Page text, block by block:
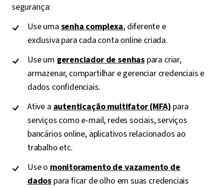
segurança:
Use umasenha complexa, diferente e
exclusiva para cada conta online criada.
Use um gerenciador de senhaspara criar,
armazenar, compartilhar e gerenciar credenciais e
dados confidenciais.
Ative aautenticação multifator (MFA)para
serviços como e-mail, redes sociais, serviços
bancários online, aplicativos relacionados ao
trabalho etc.
Use o monitoramento de vazamento de
dadospara ficar de olho em suas credenciais